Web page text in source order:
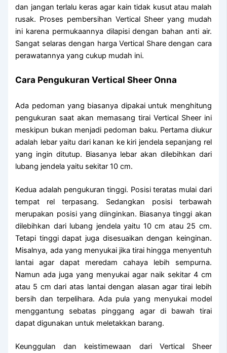
dan jangan terlalu keras agar kain tidak kusut atau malah
rusak. Proses pembersihan Vertical Sheer yang mudah
ini karena permukaannya dilapisi dengan bahan anti air.
Sangat selaras dengan harga Vertical Share dengan cara
perawatannya yang cukup mudah ini.
Cara Pengukuran Vertical Sheer Onna
Ada pedoman yang biasanya dipakai untuk menghitung
pengukuran saat akan memasang tirai Vertical Sheer ini
meskipun bukan menjadi pedoman baku. Pertama diukur
adalah lebar yaitu dari kanan ke kiri jendela sepanjang rel
yang ingin ditutup. Biasanya lebar akan dilebihkan dari
lubang jendela yaitu sekitar 10 cm.
Kedua adalah pengukuran tinggi. Posisi teratas mulai dari
tempat rel terpasang. Sedangkan posisi terbawah
merupakan posisi yang diinginkan. Biasanya tinggi akan
dilebihkan dari lubang jendela yaitu 10 cm atau 25 cm.
Tetapi tinggi dapat juga disesuaikan dengan keinginan.
Misalnya, ada yang menyukai jika tirai hingga menyentuh
lantai agar dapat meredam cahaya lebih sempurna.
Namun ada juga yang menyukai agar naik sekitar 4 cm
atau 5 cm dari atas lantai dengan alasan agar tirai lebih
bersih dan terpelihara. Ada pula yang menyukai model
menggantung sebatas pinggang agar di bawah tirai
dapat digunakan untuk meletakkan barang.
Keunggulan dan keistimewaan dari Vertical Sheer